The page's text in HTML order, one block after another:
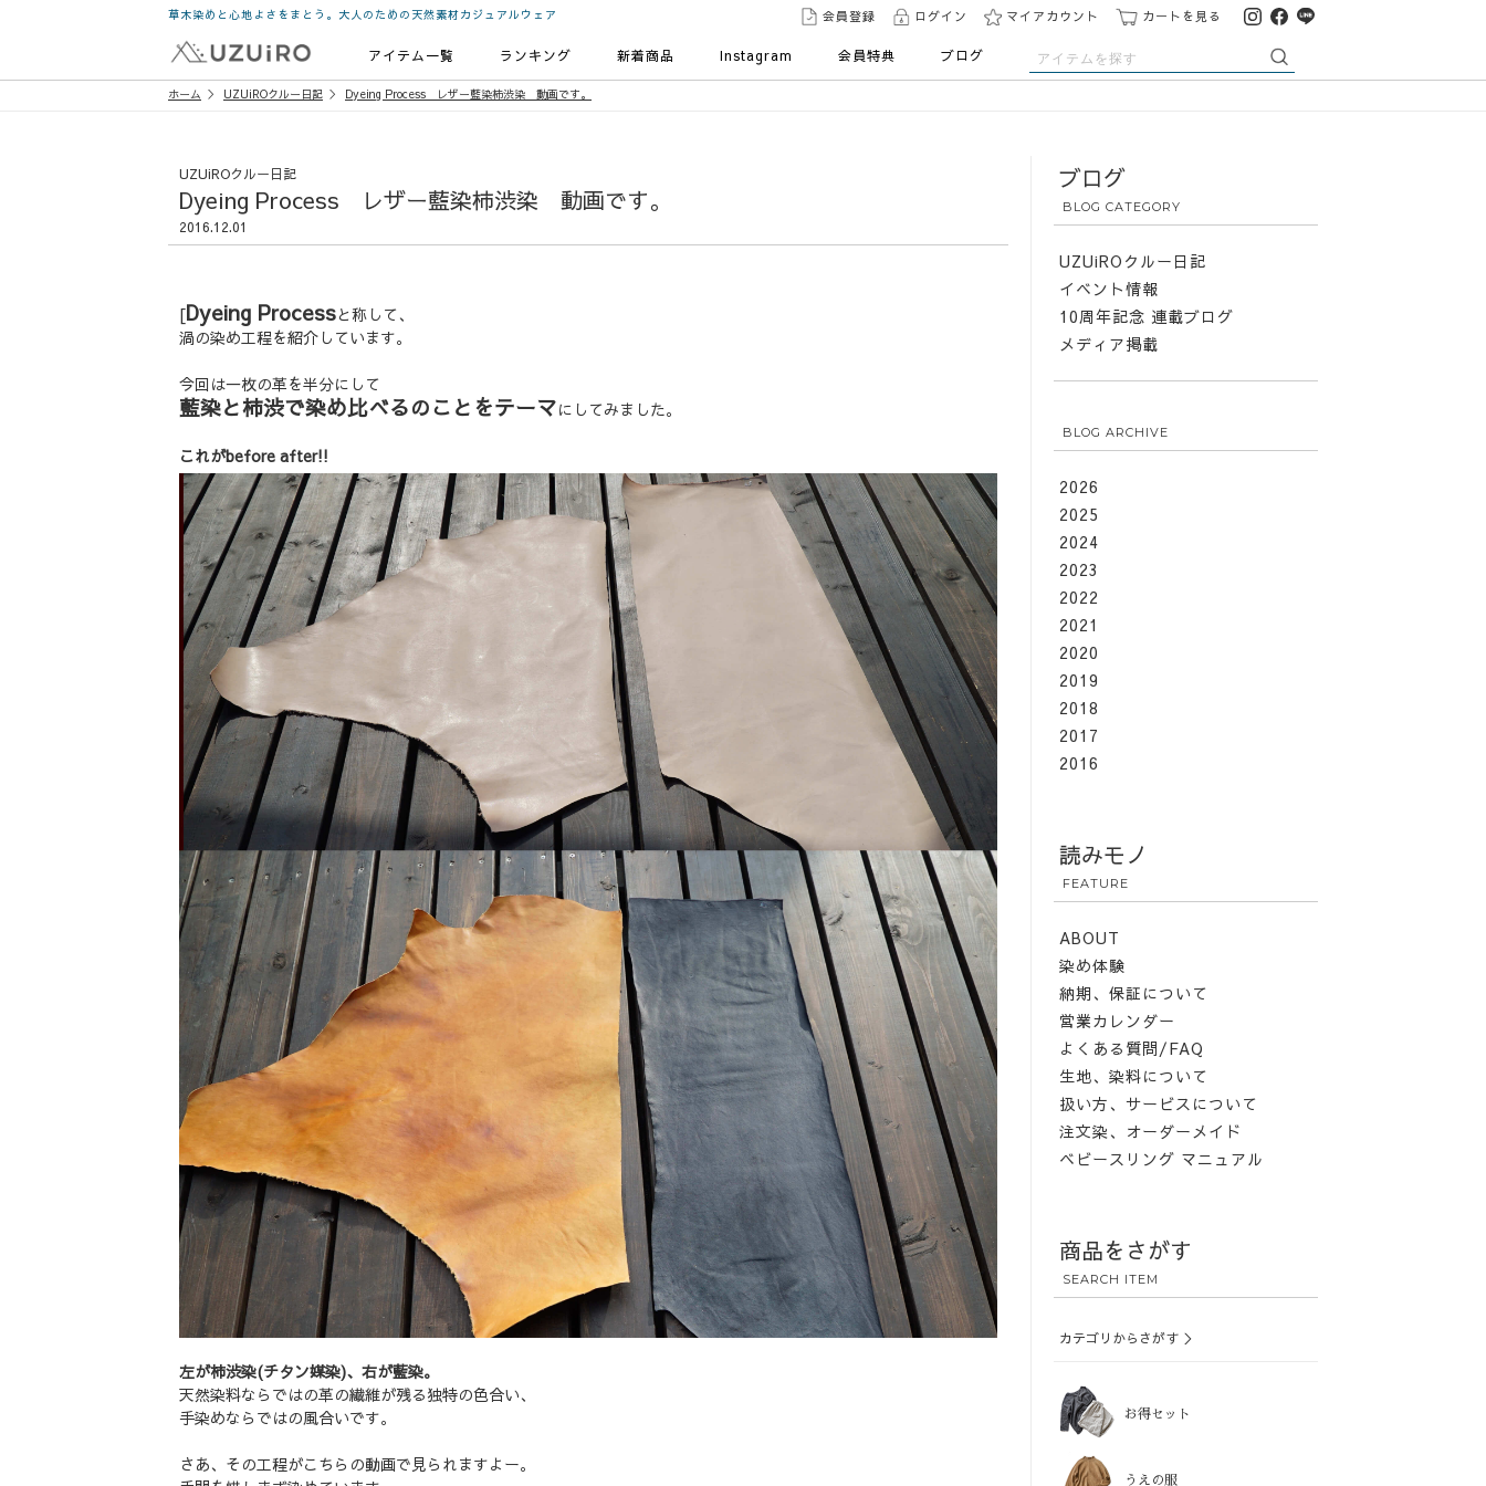
草木染めと心地よさをまとう。大人のための天然素材カジュアルウェア 会員登録 ログイン マイアカウント カートを見る
アイテム一覧 ランキング 新着商品 Instagram 会員特典 ブログ
ホーム UZUiROクルー日記 Dyeing Process レザー藍染柿渋染 動画です。
UZUiROクルー日記
Dyeing Process レザー藍染柿渋染 動画です。
2016.12.01
[Dyeing Processと称して、
渦の染め工程を紹介しています。
今回は一枚の革を半分にして
藍染と柿渋で染め比べるのことをテーマにしてみました。
これがbefore after!!
左が柿渋染(チタン媒染)、右が藍染。
天然染料ならではの革の繊維が残る独特の色合い、
手染めならではの風合いです。
さあ、その工程がこちらの動画で見られますよー。
ブログ
BLOG CATEGORY
UZUiROクルー日記
イベント情報
10周年記念 連載ブログ
メディア掲載
BLOG ARCHIVE
2026
2025
2024
2023
2022
2021
2020
2019
2018
2017
2016
読みモノ
FEATURE
ABOUT
染め体験
納期、保証について
営業カレンダー
よくある質問/FAQ
生地、染料について
扱い方、サービスについて
注文染、オーダーメイド
ベビースリング マニュアル
商品をさがす
SEARCH ITEM
カテゴリからさがす ＞
お得セット
うえの服